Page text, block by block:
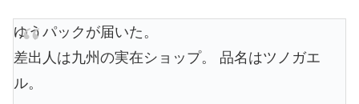
ゆうパックが届いた。
差出人は九州の実在ショップ。 品名はツノガエ
ル。